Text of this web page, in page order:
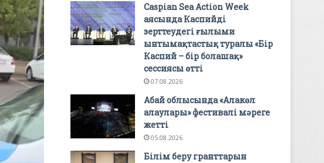
Caspian Sea Action Week
аясында Каспийді
зерттеудегі ғылыми
ынтымақтастық туралы «Бір
Каспий – бір болашақ»
сессиясы өтті
07.08.2026
Абай облысында «Алакөл
алаулары» фестивалі мәреге
жетті
05.08.2026
Білім беру гранттарын